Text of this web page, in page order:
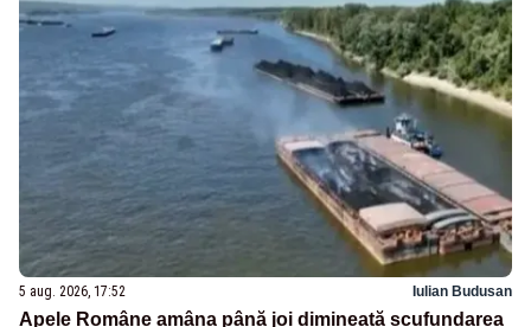
5 aug. 2026, 17:52 Iulian Budusan
Apele Române amâna până joi dimineață scufundarea